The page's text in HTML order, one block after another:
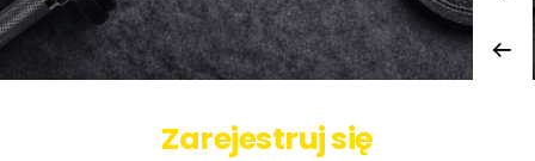
Zarejestruj się